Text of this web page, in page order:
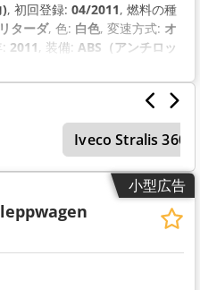
), 初回登録: 04/2011, 燃料の種
リターダ, 色: 白色, 変速方式: オ
2011, 装備: ABS（アンチロッ
Iveco Stralis 360
小型広告